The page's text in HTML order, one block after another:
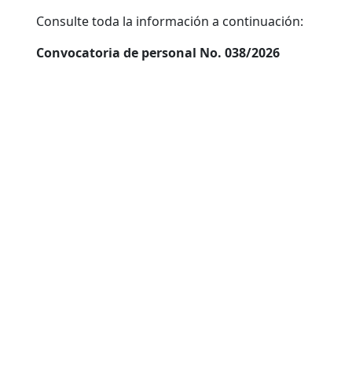
Consulte toda la información a continuación:
Convocatoria de personal No. 038/2026